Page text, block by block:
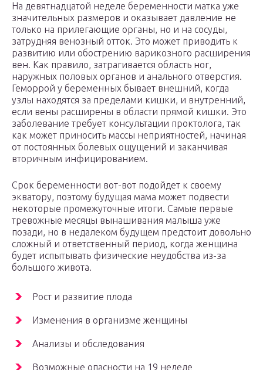
На девятнадцатой неделе беременности матка уже
значительных размеров и оказывает давление не
только на прилегающие органы, но и на сосуды,
затрудняя венозный отток. Это может приводить к
развитию или обострению варикозного расширения
вен. Как правило, затрагивается область ног,
наружных половых органов и анального отверстия.
Геморрой у беременных бывает внешний, когда
узлы находятся за пределами кишки, и внутренний,
если вены расширены в области прямой кишки. Это
заболевание требует консультации проктолога, так
как может приносить массы неприятностей, начиная
от постоянных болевых ощущений и заканчивая
вторичным инфицированием.
Срок беременности вот-вот подойдет к своему
экватору, поэтому будущая мама может подвести
некоторые промежуточные итоги. Самые первые
тревожные месяцы вынашивания малыша уже
позади, но в недалеком будущем предстоит довольно
сложный и ответственный период, когда женщина
будет испытывать физические неудобства из-за
большого живота.
Рост и развитие плода
Изменения в организме женщины
Анализы и обследования
Возможные опасности на 19 неделе